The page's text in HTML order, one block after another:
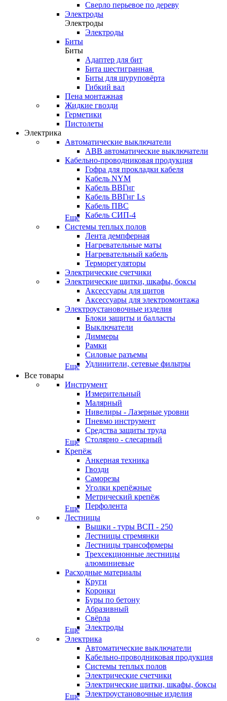
Сверло перьевое по дереву
Электроды
Электроды
Электроды
Биты
Биты
Адаптер для бит
Бита шестигранная
Биты для шуруповёрта
Гибкий вал
Пена монтажная
Жидкие гвозди
Герметики
Пистолеты
Электрика
Автоматические выключатели
ABB автоматические выключатели
Кабельно-проводниковая продукция
Гофра для прокладки кабеля
Кабель NYM
Кабель ВВГнг
Кабель ВВГнг Ls
Кабель ПВС
Кабель СИП-4
Еще
Системы теплых полов
Лента демпферная
Нагревательные маты
Нагревательный кабель
Терморегуляторы
Электрические счетчики
Электрические щитки, шкафы, боксы
Аксессуары для щитов
Аксессуары для электромонтажа
Электроустановочные изделия
Блоки защиты и балласты
Выключатели
Диммеры
Рамки
Силовые разъемы
Удлинители, сетевые фильтры
Еще
Все товары
Инструмент
Измерительный
Малярный
Нивелиры - Лазерные уровни
Пневмо инструмент
Средства защиты труда
Столярно - слесарный
Еще
Крепёж
Анкерная техника
Гвозди
Саморезы
Уголки крепёжные
Метрический крепёж
Перфолента
Еще
Лестницы
Вышки - туры ВСП - 250
Лестницы стремянки
Лестницы трансофрмеры
Трехсекционные лестницы
алюминиевые
Расходные материалы
Круги
Коронки
Буры по бетону
Абразивный
Свёрла
Электроды
Еще
Электрика
Автоматические выключатели
Кабельно-проводниковая продукция
Системы теплых полов
Электрические счетчики
Электрические щитки, шкафы, боксы
Электроустановочные изделия
Еще